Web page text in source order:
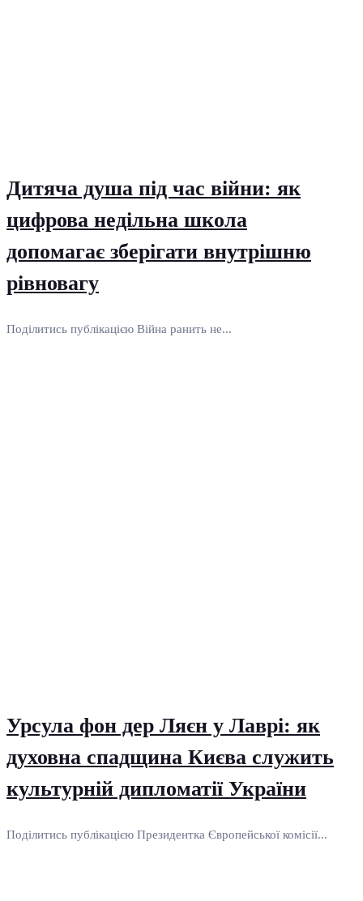
Дитяча душа під час війни: як
цифрова недільна школа
допомагає зберігати внутрішню
рівновагу
Поділитись публікацією Війна ранить не...
Урсула фон дер Ляєн у Лаврі: як
духовна спадщина Києва служить
культурній дипломатії України
Поділитись публікацією Президентка Європейської комісії...